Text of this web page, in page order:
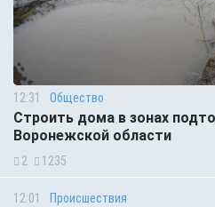
12:31 Общество
Строить дома в зонах
Воронежской области
2 1235
12:01 Происшествия